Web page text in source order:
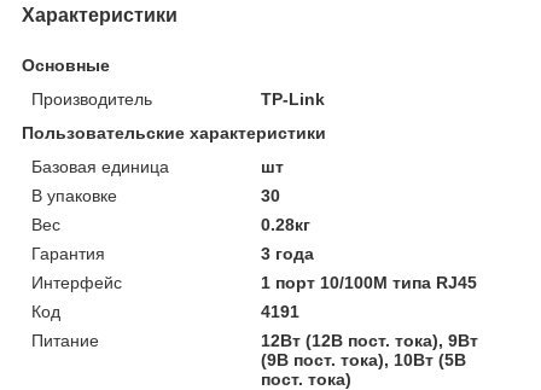
Характеристики
Основные
Производитель
TP-Link
Пользовательские характеристики
Базовая единица
шт
В упаковке
30
Вес
0.28кг
Гарантия
3 года
Интерфейс
1 порт 10/100М типа RJ45
Код
4191
Питание
12Вт (12В пост. тока), 9Вт
(9В пост. тока), 10Вт (5В
пост. тока)